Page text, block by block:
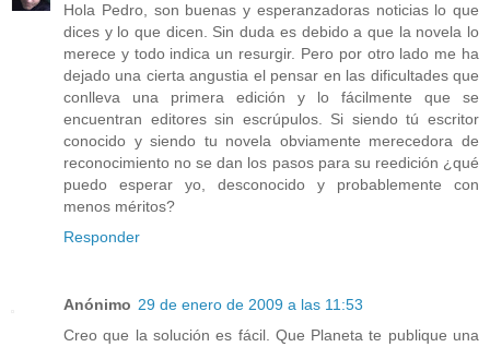
Hola Pedro, son buenas y esperanzadoras noticias lo que
dices y lo que dicen. Sin duda es debido a que la novela lo
merece y todo indica un resurgir. Pero por otro lado me ha
dejado una cierta angustia el pensar en las dificultades que
conlleva una primera edición y lo fácilmente que se
encuentran editores sin escrúpulos. Si siendo tú escritor
conocido y siendo tu novela obviamente merecedora de
reconocimiento no se dan los pasos para su reedición ¿qué
puedo esperar yo, desconocido y probablemente con
menos méritos?
Responder
Anónimo 29 de enero de 2009 a las 11:53
Creo que la solución es fácil. Que Planeta te publique una